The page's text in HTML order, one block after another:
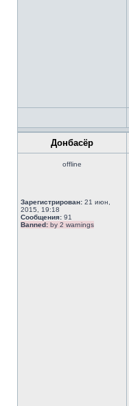
Донбасёр
offline
Зарегистрирован: 21 июн,
2015, 19:18
Сообщения: 91
Banned: by 2 warnings